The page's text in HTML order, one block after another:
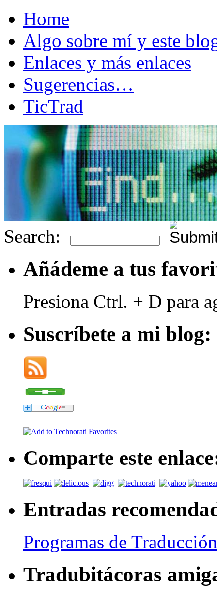
Home
Algo sobre mí y este
Enlaces y más enlaces
Sugerencias…
TicTrad
Search:
Añádeme a tus
Presiona Ctrl. + D para
Suscríbete a mi blog:
Comparte este
Entradas
Programas de
Tradubitácoras